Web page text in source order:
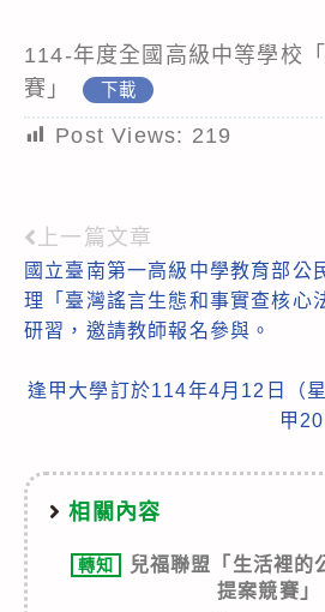
114-年度全國高級中等學校
賽」
下載
Post Views: 219
Read
more
articles
上一篇文章
國立臺南第一高級中學教育部公
理「臺灣謠言生態和事實查核心
研習，邀請教師報名參與。
逢甲大學訂於114年4月12日（
甲
相關內容
轉知
兒福聯盟「生活裡的
提案競賽」